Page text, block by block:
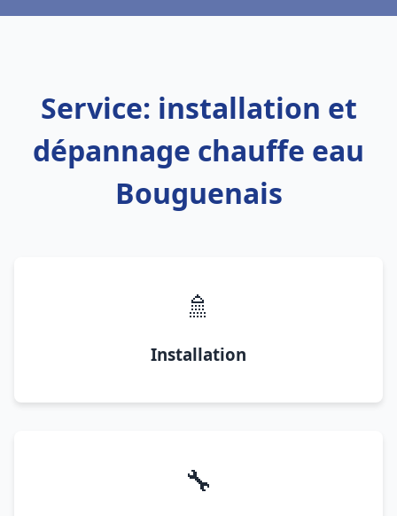
Service: installation et
dépannage chauffe eau
Bouguenais
🚿
Installation
🔧